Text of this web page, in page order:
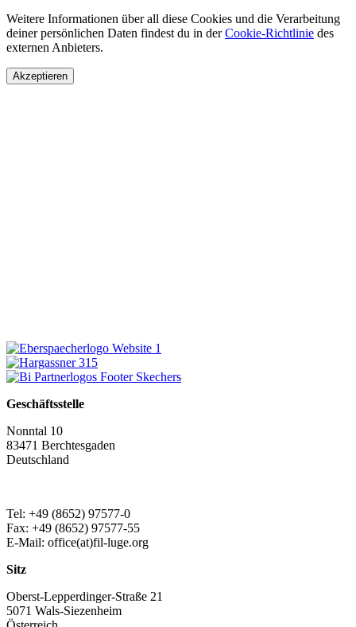
Weitere Informationen über all diese Cookies und die Verarbeitung
deiner persönlichen Daten findest du in derCookie-Richtlinie des
externen Anbieters.
Akzeptieren
Geschäftsstelle
Nonntal 10
83471 Berchtesgaden
Deutschland
Tel: +49 (8652) 97577-0
Fax: +49 (8652) 97577-55
E-Mail: office(at)fil-luge.org
Sitz
Oberst-Lepperdinger-Straße 21
5071 Wals-Siezenheim